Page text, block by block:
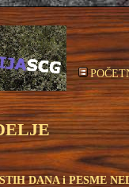
STIH DANA i PESME